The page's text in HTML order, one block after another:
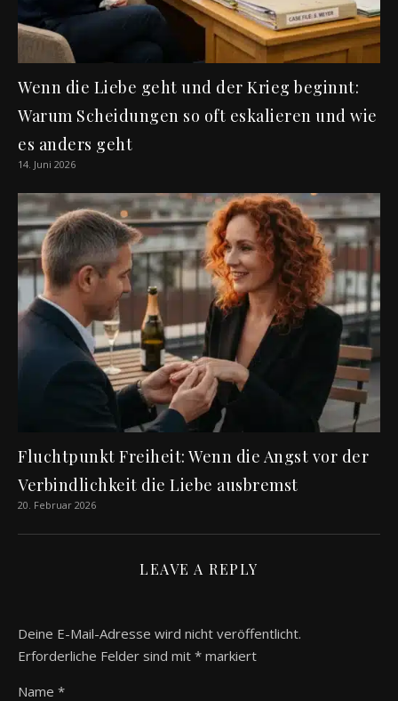
Wenn die Liebe geht und der Krieg beginnt:
Warum Scheidungen so oft eskalieren und wie
es anders geht
14. Juni 2026
Fluchtpunkt Freiheit: Wenn die Angst vor der
Verbindlichkeit die Liebe ausbremst
20. Februar 2026
LEAVE A REPLY
Deine E-Mail-Adresse wird nicht veröffentlicht.
Erforderliche Felder sind mit * markiert
Name *